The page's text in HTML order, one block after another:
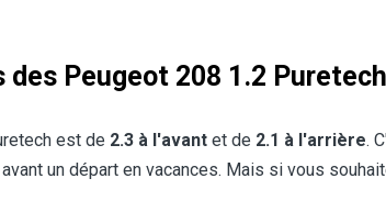
Peugeot 208 1.2
est de 2.3 à l'avant et de 2.1 à l'arrière.
un départ en vacances. Mais si vous